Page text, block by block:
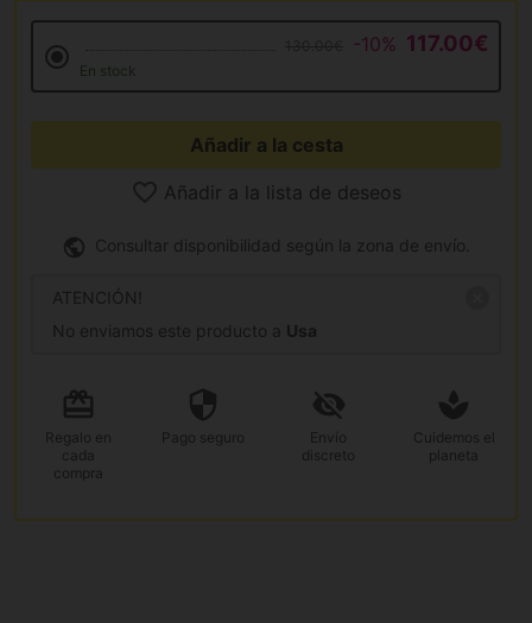
-10% 117.00€
En stock
Añadir a la cesta
Añadir a la lista de deseos
Consultar disponibilidad según la zona de envío.
ATENCIÓN!
No enviamos este producto a Usa
Regalo en
cada
compra
Pago seguro
Envío
discreto
Cuidemos el
planeta